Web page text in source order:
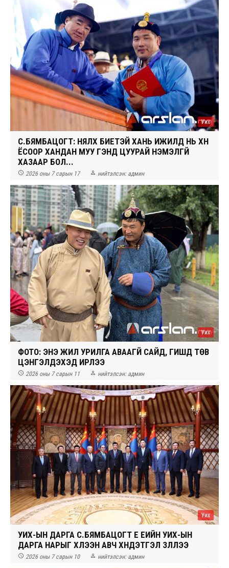
Уих
С.БЯМБАЦОГТ: НЯЛХ БИЕТЭЙ ХАНЬ ИЖИЛД НЬ ХҮН
ЁСООР ХАНДАН МУУ ҮГЭНД ЦУУРАЙ НЭМЭЛГҮЙ
ХАЗААР БОЛ...
 2026 оны 7 сарын 17  нийтэлсэн: админ
Уих
ФОТО: ЭНЭ ЖИЛ УРИЛГА АВААГҮЙ САЙД, ГИШҮҮД ТӨВ
ЦЭНГЭЛДЭХЭД ИРЛЭЭ
 2026 оны 7 сарын 11  нийтэлсэн: админ
Уих
УИХ-ЫН ДАРГА С.БЯМБАЦОГТ ҮЕ ҮЕИЙН УИХ-ЫН
ДАРГА НАРЫГ ХҮЛЭЭН АВЧ ХҮНДЭТГЭЛ ҮЗҮҮЛЛЭЭ
 2026 оны 7 сарын 10  нийтэлсэн: админ